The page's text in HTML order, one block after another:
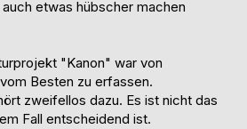
etwas hübscher machen
"Kanon" war von
Besten zu erfassen.
zweifellos dazu. Es ist nicht das
Fall entscheidend ist.